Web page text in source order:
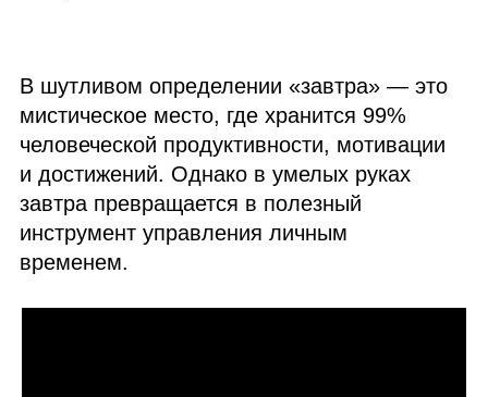
В шутливом определении «завтра» — это
мистическое место, где хранится 99%
человеческой продуктивности, мотивации
и достижений. Однако в умелых руках
завтра превращается в полезный
инструмент управления личным
временем.